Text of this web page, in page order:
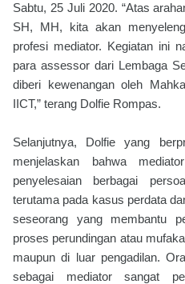
Sabtu, 25 Juli 2020. “Atas
SH, MH, kita akan
profesi mediator. Kegiatan ini
para assessor dari Lembaga
diberi kewenangan oleh
IICT,” terang Dolfie Rompas.
Selanjutnya, Dolfie yang
menjelaskan bahwa
penyelesaian berbagai
terutama pada kasus perdata
seseorang yang membantu
proses perundingan atau
maupun di luar pengadilan.
sebagai mediator sangat